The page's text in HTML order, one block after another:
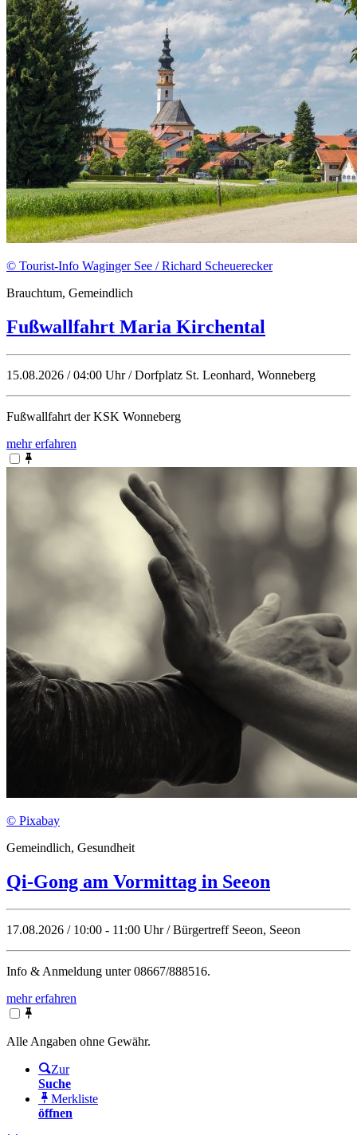
© Tourist-Info Waginger See / Richard Scheuerecker
Brauchtum, Gemeindlich
Fußwallfahrt Maria Kirchental
15.08.2026 / 04:00 Uhr / Dorfplatz St. Leonhard, Wonneberg
Fußwallfahrt der KSK Wonneberg
mehr erfahren
© Pixabay
Gemeindlich, Gesundheit
Qi-Gong am Vormittag in Seeon
17.08.2026 / 10:00 - 11:00 Uhr / Bürgertreff Seeon, Seeon
Info & Anmeldung unter 08667/888516.
mehr erfahren
Alle Angaben ohne Gewähr.
Zur
Suche
Merkliste
öffnen